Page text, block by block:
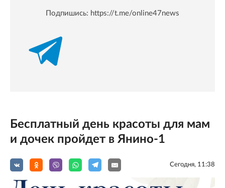
Подпишись: https://t.me/online47news
Бесплатный день красоты для мам
и дочек пройдет в Янино-1
Сегодня, 11:38